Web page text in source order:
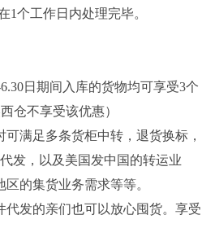
1个工作日内处理完毕。
日期间入库的货物均可享受3个
仓不享受该优惠）
满足多条货柜中转，退货换标，
发，以及美国发中国的转运业
的集货业务需求等等。
代发的亲们也可以放心囤货。享受